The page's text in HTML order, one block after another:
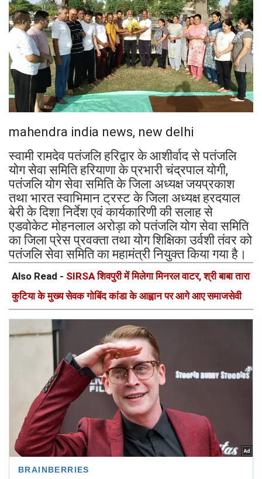
mahendra india news, new delhi
स्वामी रामदेव पतंजलि हरिद्वार के आशीर्वाद से पतंजलि
योग सेवा समिति हरियाणा के प्रभारी चंद्रपाल योगी,
पतंजलि योग सेवा समिति के जिला अध्यक्ष जयप्रकाश
तथा भारत स्वाभिमान ट्रस्ट के जिला अध्यक्ष हरदयाल
बेरी के दिशा निर्देश एवं कार्यकारिणी की सलाह से
एडवोकेट मोहनलाल अरोड़ा को पतंजलि योग सेवा समिति
का जिला प्रेस प्रवक्ता तथा योग शिक्षिका उर्वशी तंवर को
पतंजलि सेवा समिति का महामंत्री नियुक्त किया गया है।
Also Read - SIRSA शिवपुरी में मिलेगा मिनरल वाटर, श्री बाबा तारा
कुटिया के मुख्य सेवक गोबिंद कांडा के आह्वान पर आगे आए समाजसेवी